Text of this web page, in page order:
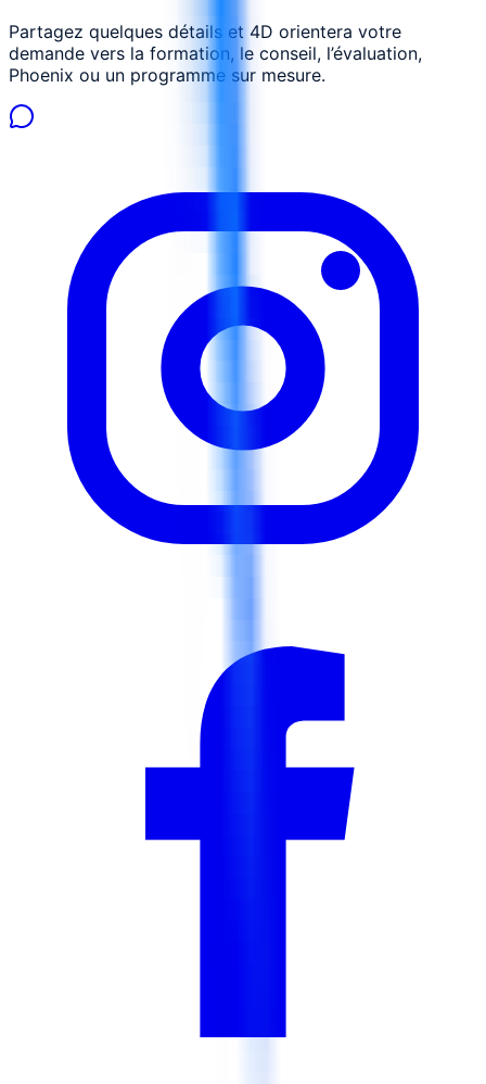
Partagez quelques détails et 4D orientera votre
demande vers la formation, le conseil, l’évaluation,
Phoenix ou un programme sur mesure.